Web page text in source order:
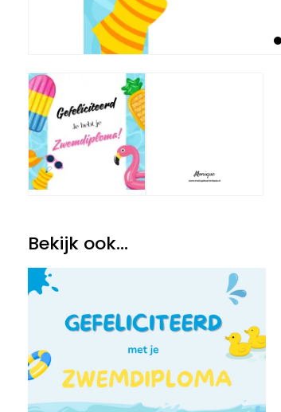
Bekijk ook...